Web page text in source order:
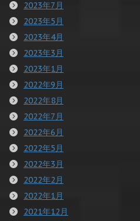
2023年7月
2023年5月
2023年4月
2023年3月
2023年1月
2022年9月
2022年8月
2022年7月
2022年6月
2022年5月
2022年3月
2022年2月
2022年1月
2021年12月